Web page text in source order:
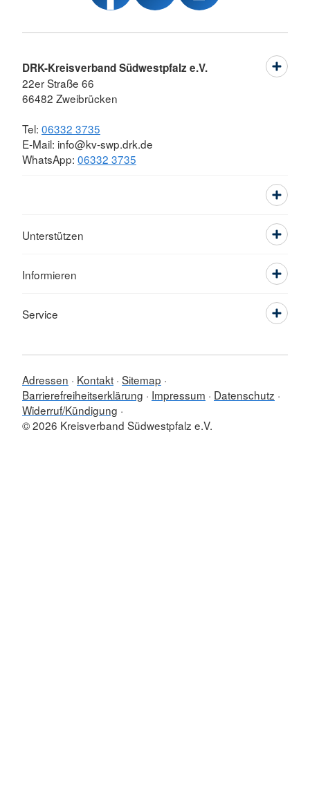
DRK-Kreisverband Südwestpfalz e.V.
22er Straße 66
66482 Zweibrücken
Tel: 06332 3735
E-Mail: info@kv-swp.drk.de
WhatsApp: 06332 3735
Unterstützen
Informieren
Service
Adressen Kontakt Sitemap
Barrierefreiheitserklärung
Impressum
Datenschutz
Widerruf/Kündigung
© 2026 Kreisverband Südwestpfalz e.V.